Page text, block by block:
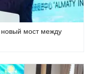
мост между